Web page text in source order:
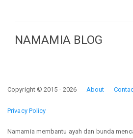
NAMAMIA BLOG
Copyright © 2015 - 2026 About
Privacy Policy
Namamia membantu ayah dan bunda